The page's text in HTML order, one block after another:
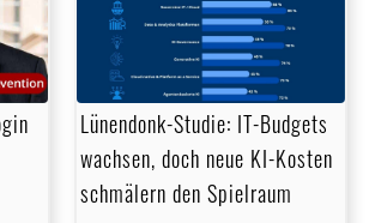
Lünendonk-Studie: IT-Budgets
wachsen, doch neue KI-Kosten
schmälern den Spielraum